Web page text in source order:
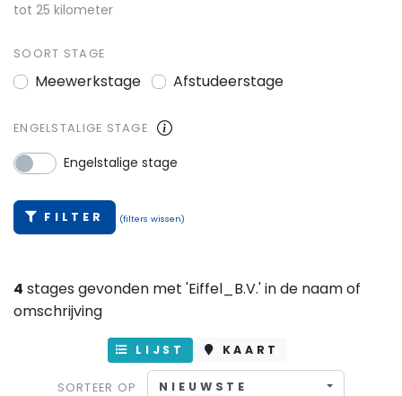
tot 25 kilometer
SOORT STAGE
Meewerkstage Afstudeerstage
ENGELSTALIGE STAGE
Engelstalige stage
FILTER (filters wissen)
4 stages gevonden met 'Eiffel_B.V.' in de naam of
omschrijving
LIJST KAART
SORTEER OP NIEUWSTE